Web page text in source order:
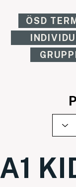
ÖSD
A1